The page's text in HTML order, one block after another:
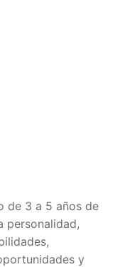
de 3 a 5 años de
personalidad,
y